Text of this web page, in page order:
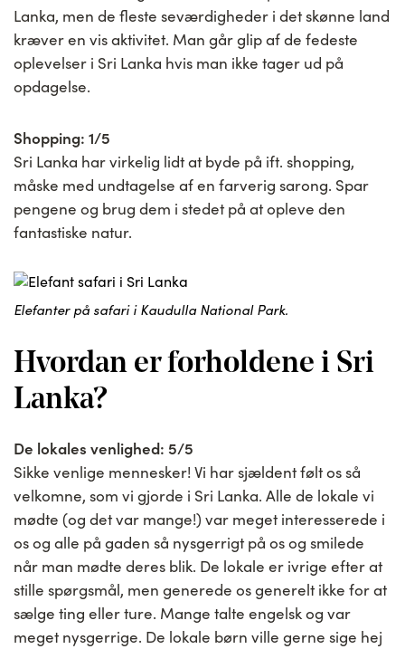
Lanka, men de fleste seværdigheder i det skønne land
kræver en vis aktivitet. Man går glip af de fedeste
oplevelser i Sri Lanka hvis man ikke tager ud på
opdagelse.
Shopping: 1/5
Sri Lanka har virkelig lidt at byde på ift. shopping,
måske med undtagelse af en farverig sarong. Spar
pengene og brug dem i stedet på at opleve den
fantastiske natur.
Elefanter på safari i Kaudulla National Park.
Hvordan er forholdene i Sri
Lanka?
De lokales venlighed: 5/5
Sikke venlige mennesker! Vi har sjældent følt os så
velkomne, som vi gjorde i Sri Lanka. Alle de lokale vi
mødte (og det var mange!) var meget interesserede i
os og alle på gaden så nysgerrigt på os og smilede
når man mødte deres blik. De lokale er ivrige efter at
stille spørgsmål, men generede os generelt ikke for at
sælge ting eller ture. Mange talte engelsk og var
meget nysgerrige. De lokale børn ville gerne sige hej